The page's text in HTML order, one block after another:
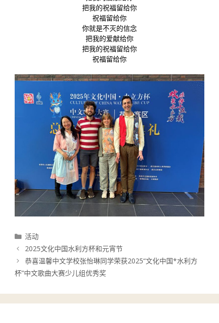
把我的祝福留给你
祝福留给你
你就是不灭的信念
把我的爱献给你
把我的祝福留给你
祝福留给你
分
类
活动
2025文化中国水利方杯和元宵节
恭喜温馨中文学校张怡琳同学荣获2025“文化中国*水利方
杯”中文歌曲大赛少儿组优秀奖